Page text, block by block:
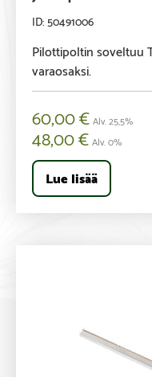
50491006
Pilottipoltin soveltuu
varaosaksi.
60,00€Alv. 25,5%
48,00€Alv. 0%
Lue lisää